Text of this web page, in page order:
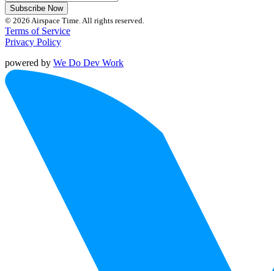
Subscribe Now
© 2026 Airspace Time. All rights reserved.
Terms of Service
Privacy Policy
powered by We Do Dev Work